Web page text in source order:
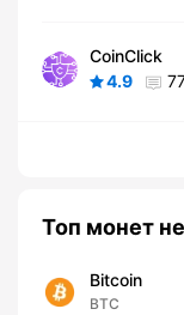
CoinClick
4.9
Топ монет
Bitcoin
BTC